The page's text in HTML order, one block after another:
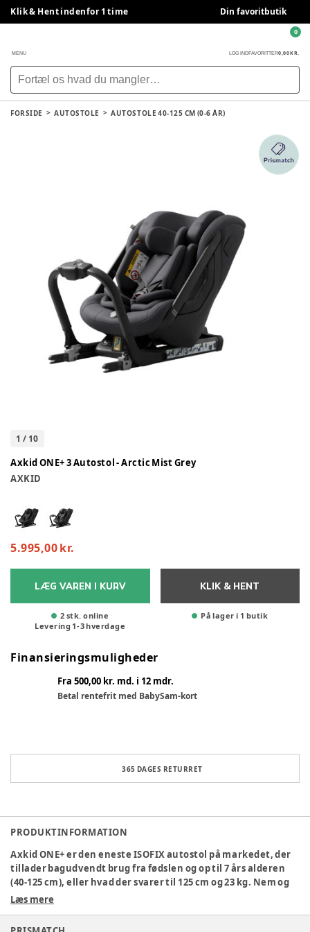
Klik & Hent indenfor 1 time Din favoritbutik
MENU LOG INDFAVORITTER0,00 KR.
0
FORSIDE AUTOSTOLE AUTOSTOLE 40-125 CM (0-6 ÅR)
1 / 10
Axkid ONE+ 3 Autostol - Arctic Mist Grey
AXKID
5.995,00 kr.
LÆG VAREN I KURV
2 stk. online
Levering 1-3hverdage
KLIK & HENT
På lager i 1 butik
Finansieringsmuligheder
Fra 500,00 kr. md. i 12 mdr.
Betal rentefrit med BabySam-kort
365 DAGES RETURRET
PRODUKTINFORMATION
Axkid ONE+ er den eneste ISOFIX autostol på markedet, der
tillader bagudvendt brug fra fødslen og op til 7 års alderen
(40-125 cm), eller hvad der svarer til 125 cm og 23 kg. Nem og
sikker installation på 30 sekunder. Den justerbare benplads
Læs mere